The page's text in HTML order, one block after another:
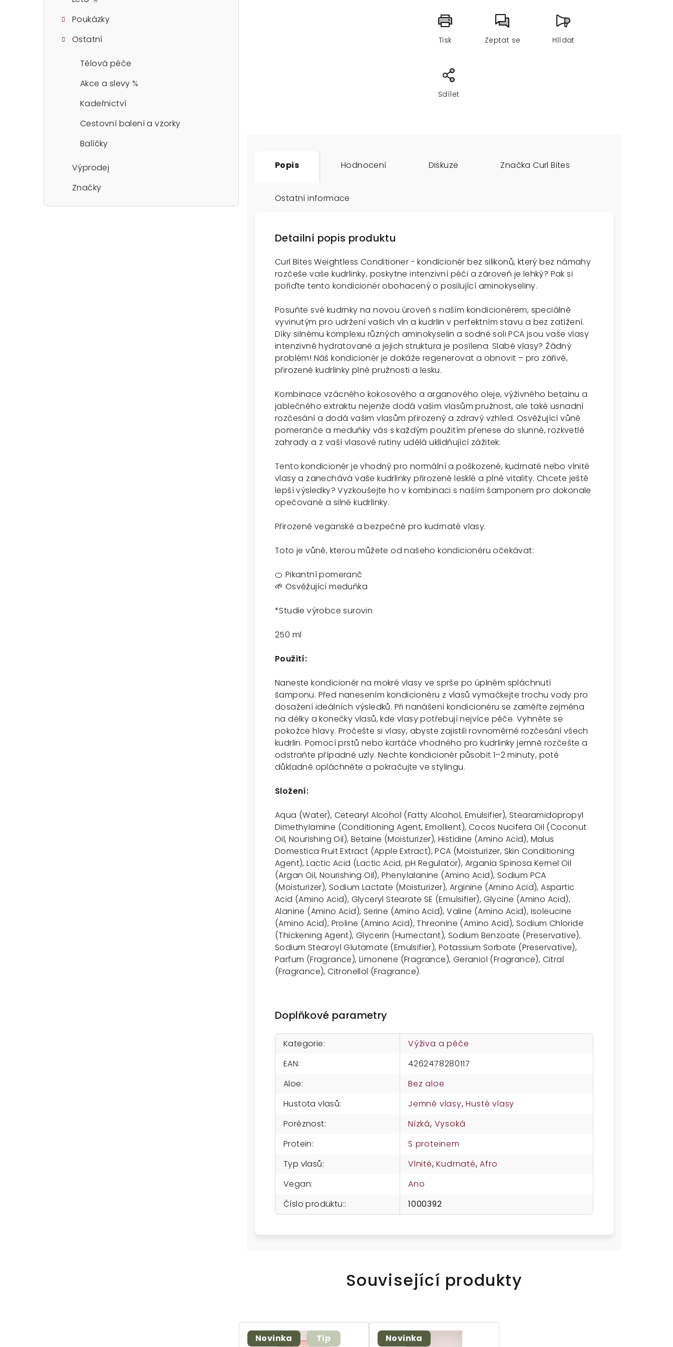
Poukázky
Ostatní
Tělová péče
Akce a slevy %
Kadeřnictví
Cestovní balení a vzorky
Balíčky
Výprodej
Značky
Tisk Zeptat se Hlídat
Sdílet
Popis Hodnocení Diskuze Značka Curl Bites
Ostatní informace
Detailní popis produktu
Curl Bites Weightless Conditioner - kondicionér bez silikonů, který bez námahy
rozčeše vaše kudrlinky, poskytne intenzivní péči a zároveň je lehký? Pak si
pořiďte tento kondicionér obohacený o posilující aminokyseliny.
Posuňte své kudrnky na novou úroveň s naším kondicionérem, speciálně
vyvinutým pro udržení vašich vln a kudrlin v perfektním stavu a bez zatížení.
Díky silnému komplexu různých aminokyselin a sodné soli PCA jsou vaše vlasy
intenzivně hydratované a jejich struktura je posílena. Slabé vlasy? Žádný
problém! Náš kondicionér je dokáže regenerovat a obnovit – pro zářivé,
přirozené kudrlinky plné pružnosti a lesku.
Kombinace vzácného kokosového a arganového oleje, výživného betainu a
jablečného extraktu nejenže dodá vašim vlasům pružnost, ale také usnadní
rozčesání a dodá vašim vlasům přirozený a zdravý vzhled. Osvěžující vůně
pomeranče a meduňky vás s každým použitím přenese do slunné, rozkvetlé
zahrady a z vaší vlasové rutiny udělá uklidňující zážitek.
Tento kondicionér je vhodný pro normální a poškozené, kudrnaté nebo vlnité
vlasy a zanechává vaše kudrlinky přirozeně lesklé a plné vitality. Chcete ještě
lepší výsledky? Vyzkoušejte ho v kombinaci s naším šamponem pro dokonale
opečované a silné kudrlinky.
Přirozeně veganské a bezpečné pro kudrnaté vlasy.
Toto je vůně, kterou můžete od našeho kondicionéru očekávat:
🍊 Pikantní pomeranč
🌱 Osvěžující meduňka
*Studie výrobce surovin
250 ml
Použití:
Naneste kondicionér na mokré vlasy ve sprše po úplném spláchnutí
šamponu. Před nanesením kondicionéru z vlasů vymačkejte trochu vody pro
dosažení ideálních výsledků. Při nanášení kondicionéru se zaměřte zejména
na délky a konečky vlasů, kde vlasy potřebují nejvíce péče. Vyhněte se
pokožce hlavy. Pročešte si vlasy, abyste zajistili rovnoměrné rozčesání všech
kudrlin. Pomocí prstů nebo kartáče vhodného pro kudrlinky jemně rozčešte a
odstraňte případné uzly. Nechte kondicionér působit 1–2 minuty, poté
důkladně opláchněte a pokračujte ve stylingu.
Složení:
Aqua (Water), Cetearyl Alcohol (Fatty Alcohol, Emulsifier), Stearamidopropyl
Dimethylamine (Conditioning Agent, Emollient), Cocos Nucifera Oil (Coconut
Oil, Nourishing Oil), Betaine (Moisturizer), Histidine (Amino Acid), Malus
Domestica Fruit Extract (Apple Extract), PCA (Moisturizer, Skin Conditioning
Agent), Lactic Acid (Lactic Acid, pH Regulator), Argania Spinosa Kernel Oil
(Argan Oil, Nourishing Oil), Phenylalanine (Amino Acid), Sodium PCA
(Moisturizer), Sodium Lactate (Moisturizer), Arginine (Amino Acid), Aspartic
Acid (Amino Acid), Glyceryl Stearate SE (Emulsifier), Glycine (Amino Acid),
Alanine (Amino Acid), Serine (Amino Acid), Valine (Amino Acid), Isoleucine
(Amino Acid), Proline (Amino Acid), Threonine (Amino Acid), Sodium Chloride
(Thickening Agent), Glycerin (Humectant), Sodium Benzoate (Preservative),
Sodium Stearoyl Glutamate (Emulsifier), Potassium Sorbate (Preservative),
Parfum (Fragrance), Limonene (Fragrance), Geraniol (Fragrance), Citral
(Fragrance), Citronellol (Fragrance).
Doplňkové parametry
Kategorie:
Výživa a péče
EAN:
4262478280117
Aloe:
Bez aloe
Hustota vlasů: Jemné vlasy,Husté vlasy
Poréznost: Nízká, Vysoká
Protein:
S proteinem
Typ vlasů: Vlnité,Kudrnaté,Afro
Vegan:
Ano
Číslo produktu:: 1000392
Související produkty
Novinka Tip Novinka